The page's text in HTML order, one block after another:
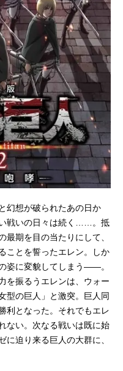
幻想が破られたあの日か
戦いの日々は続く……。抵
期を目の当たりにして、
ことを誓ったエレン。しか
姿に変貌してしまう——。
を振るうエレンは、ウォー
型の巨人」と激突。巨人同
利となった。それでもエレ
ない。次なる戦いは既に始
に迫り来る巨人の大群に、